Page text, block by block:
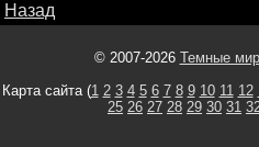
Назад
© 2007-2026 Темные
Карта сайта (1 2 3 4 5 6 7 8 9 10 11 12
25 26 27 28 29 30 31